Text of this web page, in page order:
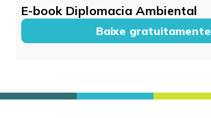
E-book Diplomacia Ambiental
Baixe gratuitamente